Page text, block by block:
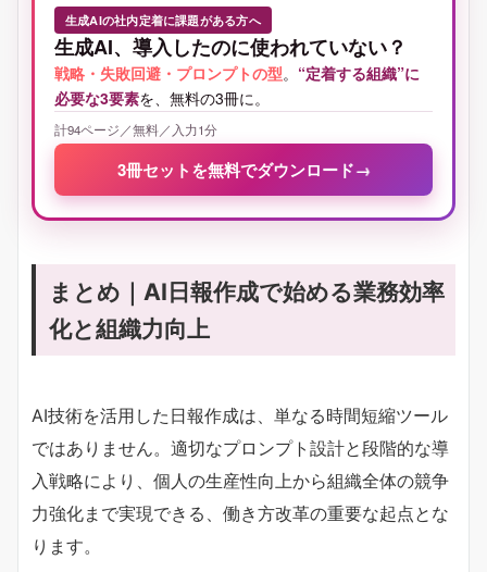
生成AIの社内定着に課題がある方へ
生成AI、導入したのに使われていない？
戦略・失敗回避・プロンプトの型。 “定着する組織”に
必要な3要素を、無料の3冊に。
計94ページ／無料／入力1分
3冊セットを無料でダウンロード→
まとめ｜AI日報作成で始める業務効率
化と組織力向上
AI技術を活用した日報作成は、単なる時間短縮ツール
ではありません。適切なプロンプト設計と段階的な導
入戦略により、個人の生産性向上から組織全体の競争
力強化まで実現できる、働き方改革の重要な起点とな
ります。